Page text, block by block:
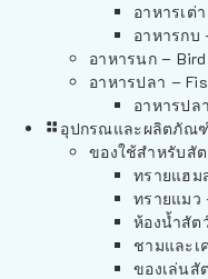
อาหารเต่
อาหารกบ
อาหารนก – Bird
อาหารปลา –
อาหารปล
อุปกรณและผลิตภัณฑ์
ของใช้สำหรับสัต
ทรายแฮม
ทรายแมว
ห้องน้ำสัต
ชามและเ
ของเล่นสั